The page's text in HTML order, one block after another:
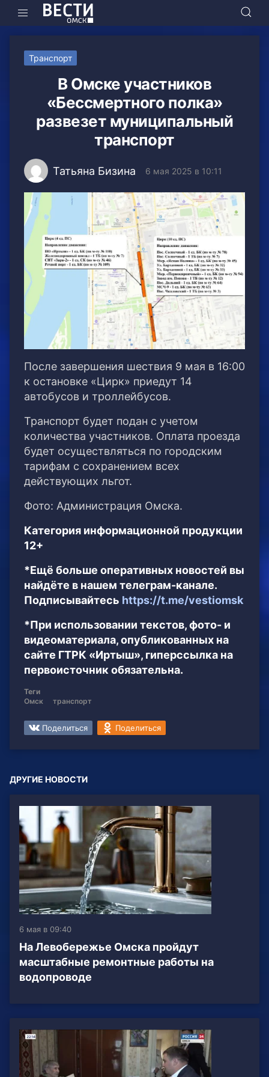
Транспорт
В Омске участников
«Бессмертного полка»
развезет муниципальный
транспорт
Татьяна Бизина 6 мая 2025 в 10:11
После завершения шествия 9 мая в 16:00
к остановке «Цирк» приедут 14
автобусов и троллейбусов.
Транспорт будет подан с учетом
количества участников. Оплата проезда
будет осуществляться по городским
тарифам с сохранением всех
действующих льгот.
Фото: Администрация Омска.
Категория информационной продукции
12+
*Ещё больше оперативных новостей вы
найдёте в нашем телеграм-канале.
Подписывайтесь https://t.me/vestiomsk
*При использовании текстов, фото- и
видеоматериала, опубликованных на
сайте ГТРК «Иртыш», гиперссылка на
первоисточник обязательна.
Теги
Омск
транспорт
Поделиться Поделиться
ДРУГИЕ НОВОСТИ
6 мая в 09:40
На Левобережье Омска пройдут
масштабные ремонтные работы на
водопроводе